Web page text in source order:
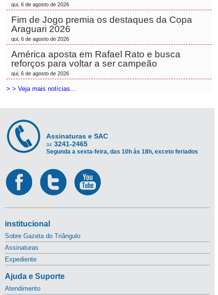
qui, 6 de agosto de 2026
Fim de Jogo premia os destaques da Copa
Araguari 2026
qui, 6 de agosto de 2026
América aposta em Rafael Rato e busca
reforços para voltar a ser campeão
qui, 6 de agosto de 2026
> > Veja mais notícias...
Assinaturas e SAC
34 3241-2465
Segunda a sexta-feira, das 10h às 18h, exceto feriados
institucional
Sobre Gazeta do Triângulo
Assinaturas
Expediente
Ajuda e Suporte
Atendimento